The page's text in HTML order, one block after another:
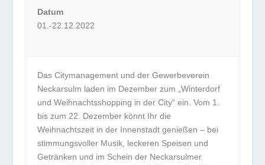
Datum
01.-22.12.2022
Das Citymanagement und der Gewerbeverein
Neckarsulm laden im Dezember zum „Winterdorf
und Weihnachtsshopping in der City“ ein. Vom 1.
bis zum 22. Dezember könnt Ihr die
Weihnachtszeit in der Innenstadt genießen – bei
stimmungsvoller Musik, leckeren Speisen und
Getränken und im Schein der Neckarsulmer